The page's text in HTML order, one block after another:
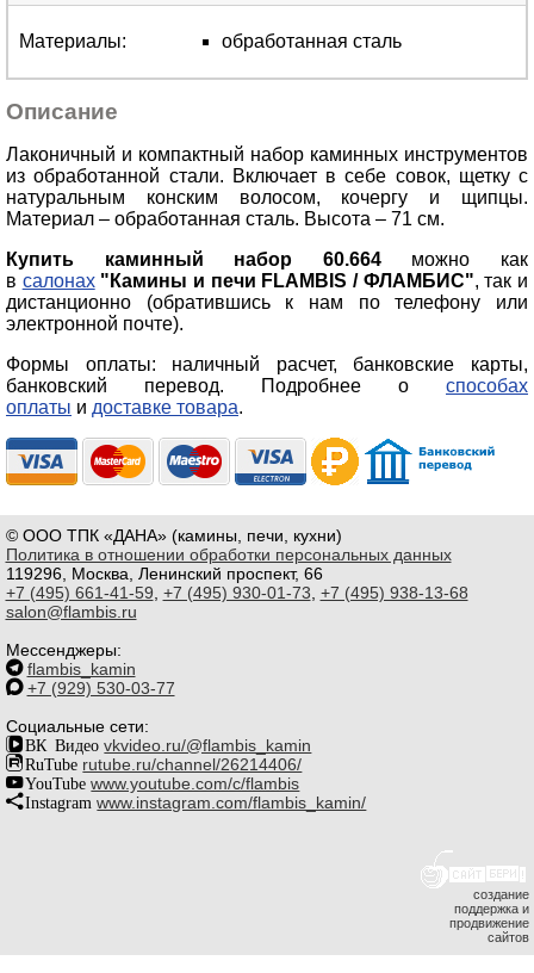
Материалы: обработанная сталь
Описание
Лаконичный и компактный набор каминных инструментов
из обработанной стали. Включает в себе совок, щетку с
натуральным конским волосом, кочергу и щипцы.
Материал – обработанная сталь. Высота – 71 см.
Купить каминный набор 60.664можно как
в салонах "Камины и печи FLAMBIS / ФЛАМБИС", так и
дистанционно (обратившись к нам по телефону или
электронной почте).
Формы оплаты: наличный расчет, банковские карты,
банковский перевод. Подробнее о способах
оплаты и доставке товара.
© ООО ТПК «ДАНА» (камины, печи, кухни)
Политика в отношении обработки персональных данных
119296, Москва, Ленинский проспект, 66
+7 (495) 661-41-59, +7 (495) 930-01-73, +7 (495) 938-13-68
salon@flambis.ru
Мессенджеры:
flambis_kamin
+7 (929) 530-03-77
Социальные сети:
ВК Видео vkvideo.ru/@flambis_kamin
RuTube rutube.ru/channel/26214406/
YouTube www.youtube.com/c/flambis
Instagram www.instagram.com/flambis_kamin/
создание
поддержка и
продвижение
сайтов